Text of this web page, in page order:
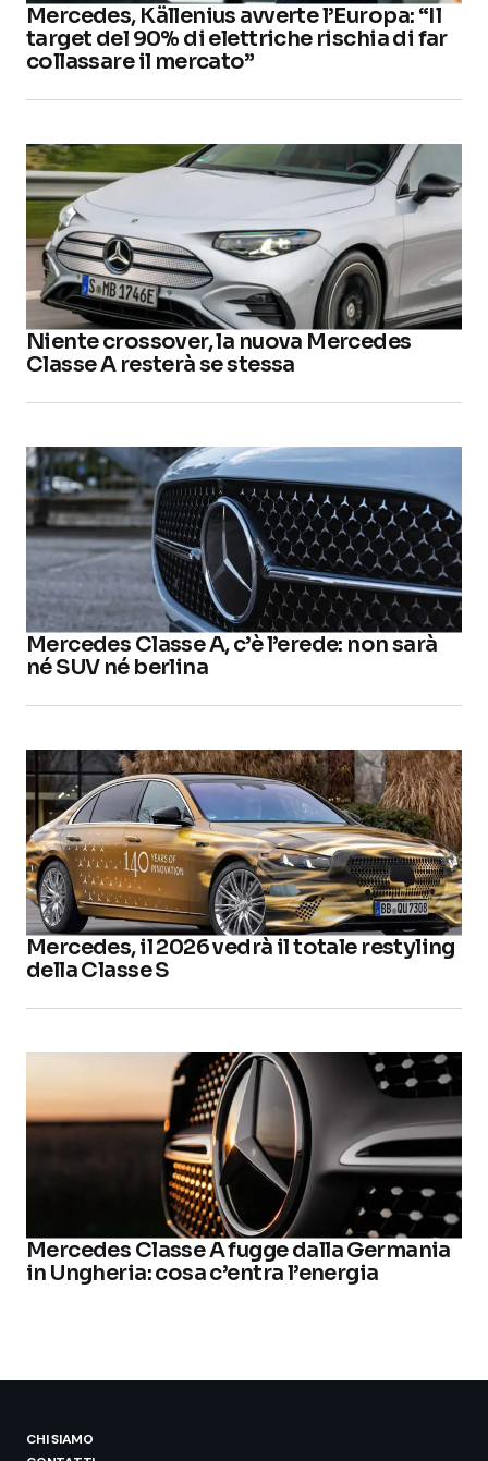
Mercedes, Källenius avverte l’Europa: “Il
target del 90% di elettriche rischia di far
collassare il mercato”
Niente crossover, la nuova Mercedes
Classe A resterà se stessa
Mercedes Classe A, c’è l’erede: non sarà
né SUV né berlina
Mercedes, il 2026 vedrà il totale restyling
della Classe S
Mercedes Classe A fugge dalla Germania
in Ungheria: cosa c’entra l’energia
CHI SIAMO